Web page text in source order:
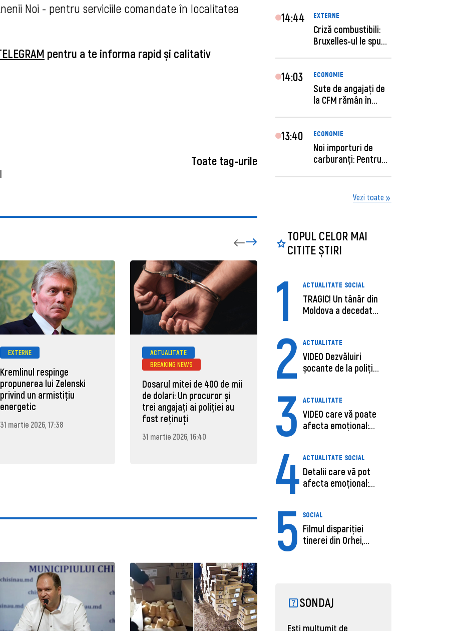
Noi - pentru serviciile comandate în localitatea
pentru a te informa rapid și calitativ
Toate tag-urile
EXTERNE
Kremlinul respinge
propunerea lui Zelenski
privind un armistițiu
energetic
31 martie 2026, 17:38
ACTUALITATE
BREAKING NEWS
Dosarul mitei de 400 de mii
de dolari: Un procuror și
trei angajați ai poliției au
fost reținuți
31 martie 2026, 16:40
ECONOMIE
Moldova, de aproape opt ori
muncii pe ora
31 martie 2026, 16:21
14:44 EXTERNE
Criză combustibili:
Bruxelles-ul le spune
14:03 ECONOMIE
Sute de angajaţi de
la CFM rămân în
13:40 ECONOMIE
Noi importuri de
carburanți: Pentru
Vezi toate
TOPUL CELOR MAI
CITITE ȘTIRI
1 ACTUALITATE SOCIAL
TRAGIC! Un tânăr din
Moldova a decedat
2 ACTUALITATE
VIDEO Dezvăluiri
șocante de la poliție,
3 ACTUALITATE
VIDEO care vă poate
afecta emoțional:
4 ACTUALITATE SOCIAL
Detalii care vă pot
afecta emoțional:
5 SOCIAL
Filmul dispariției
tinerei din Orhei,
SONDAJ
Ești mulțumit de